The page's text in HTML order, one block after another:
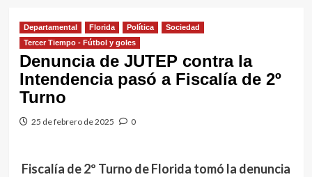
Departamental Florida Política
Sociedad
Tercer Tiempo - Fútbol y goles
Denuncia de JUTEP contra la
Intendencia pasó a Fiscalía de 2º
Turno
25 de febrero de 2025 0
Fiscalía de 2º Turno de Florida tomó la denuncia